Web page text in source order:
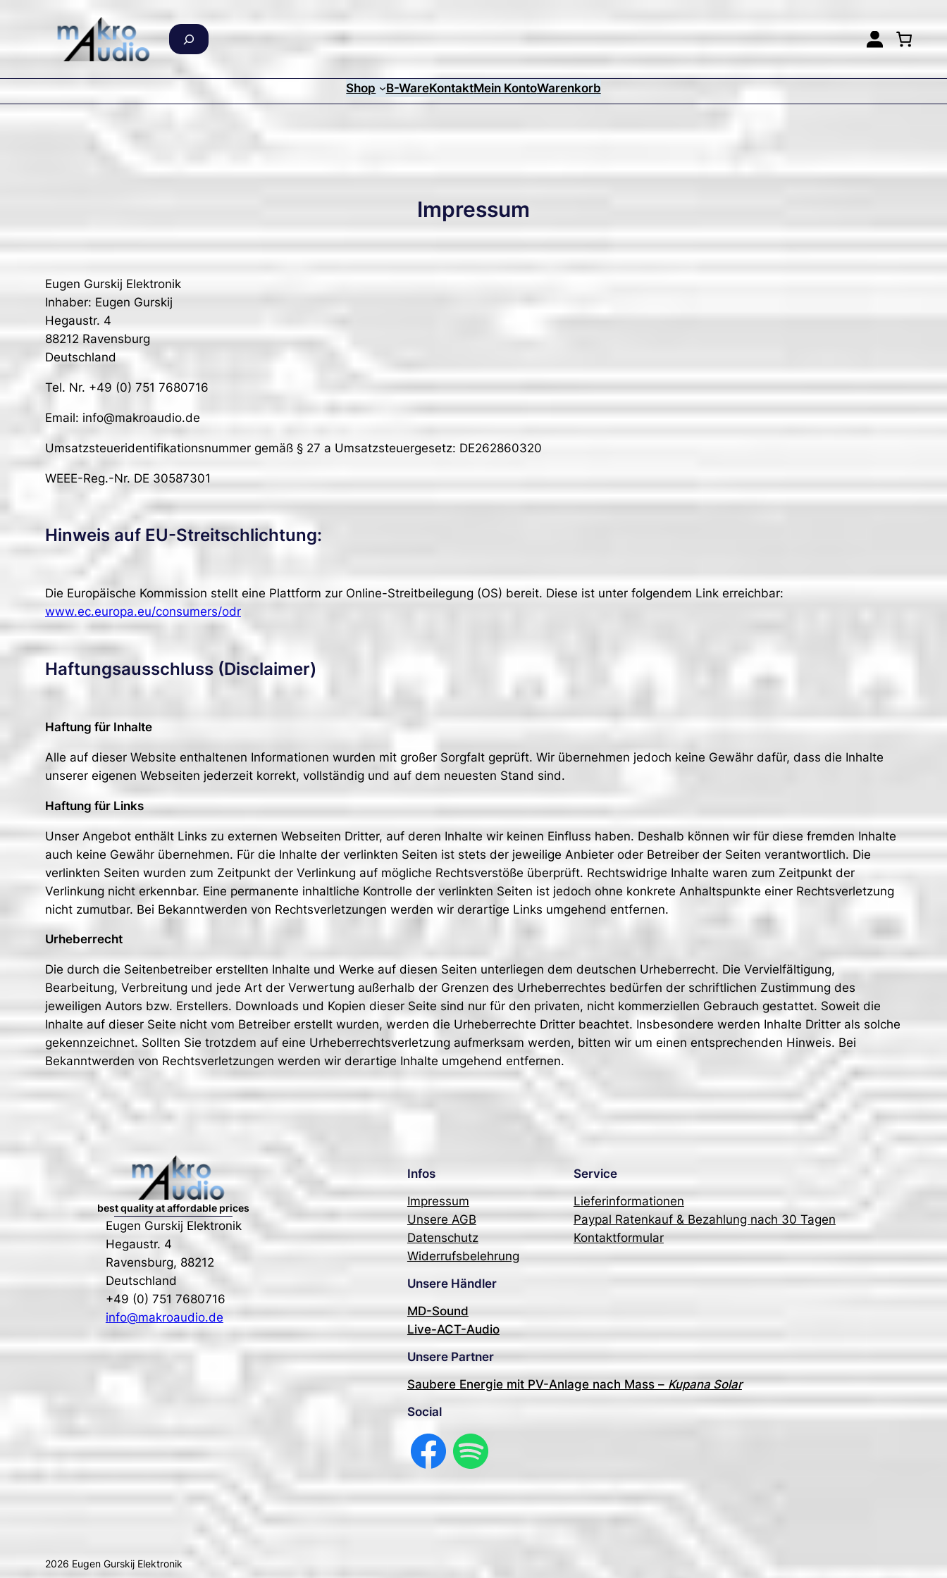
S
u
h
Shop B-WareKontaktMein KontoWarenkorb
Impressum
Eugen Gurskij Elektronik
Inhaber: Eugen Gurskij
Hegaustr. 4
88212 Ravensburg
Deutschland
Tel. Nr. +49 (0) 751 7680716
Email: info@makroaudio.de
Umsatzsteueridentifikationsnummer gemäß § 27 a Umsatzsteuergesetz: DE262860320
WEEE-Reg.-Nr. DE 30587301
Hinweis auf EU-Streitschlichtung:
Die Europäische Kommission stellt eine Plattform zur Online-Streitbeilegung (OS) bereit. Diese ist unter folgendem Link erreichbar:
www.ec.europa.eu/consumers/odr
Haftungsausschluss (Disclaimer)
Haftung für Inhalte
Alle auf dieser Website enthaltenen Informationen wurden mit großer Sorgfalt geprüft. Wir übernehmen jedoch keine Gewähr dafür, dass die Inhalte
unserer eigenen Webseiten jederzeit korrekt, vollständig und auf dem neuesten Stand sind.
Haftung für Links
Unser Angebot enthält Links zu externen Webseiten Dritter, auf deren Inhalte wir keinen Einfluss haben. Deshalb können wir für diese fremden Inhalte
auch keine Gewähr übernehmen. Für die Inhalte der verlinkten Seiten ist stets der jeweilige Anbieter oder Betreiber der Seiten verantwortlich. Die
verlinkten Seiten wurden zum Zeitpunkt der Verlinkung auf mögliche Rechtsverstöße überprüft. Rechtswidrige Inhalte waren zum Zeitpunkt der
Verlinkung nicht erkennbar. Eine permanente inhaltliche Kontrolle der verlinkten Seiten ist jedoch ohne konkrete Anhaltspunkte einer Rechtsverletzung
nicht zumutbar. Bei Bekanntwerden von Rechtsverletzungen werden wir derartige Links umgehend entfernen.
Urheberrecht
Die durch die Seitenbetreiber erstellten Inhalte und Werke auf diesen Seiten unterliegen dem deutschen Urheberrecht. Die Vervielfältigung,
Bearbeitung, Verbreitung und jede Art der Verwertung außerhalb der Grenzen des Urheberrechtes bedürfen der schriftlichen Zustimmung des
jeweiligen Autors bzw. Erstellers. Downloads und Kopien dieser Seite sind nur für den privaten, nicht kommerziellen Gebrauch gestattet. Soweit die
Inhalte auf dieser Seite nicht vom Betreiber erstellt wurden, werden die Urheberrechte Dritter beachtet. Insbesondere werden Inhalte Dritter als solche
gekennzeichnet. Sollten Sie trotzdem auf eine Urheberrechtsverletzung aufmerksam werden, bitten wir um einen entsprechenden Hinweis. Bei
Bekanntwerden von Rechtsverletzungen werden wir derartige Inhalte umgehend entfernen.
best quality at affordable prices
Eugen Gurskij Elektronik
Hegaustr. 4
Ravensburg, 88212
Deutschland
+49 (0) 751 7680716
info@makroaudio.de
Infos
Impressum
Unsere AGB
Datenschutz
Widerrufsbelehrung
Service
Lieferinformationen
Paypal Ratenkauf & Bezahlung nach 30 Tagen
Kontaktformular
Unsere Händler
MD-Sound
Live-ACT-Audio
Unsere Partner
Saubere Energie mit PV-Anlage nach Mass –Kupana Solar
Social
Facebook Spotify
2026 Eugen Gurskij Elektronik